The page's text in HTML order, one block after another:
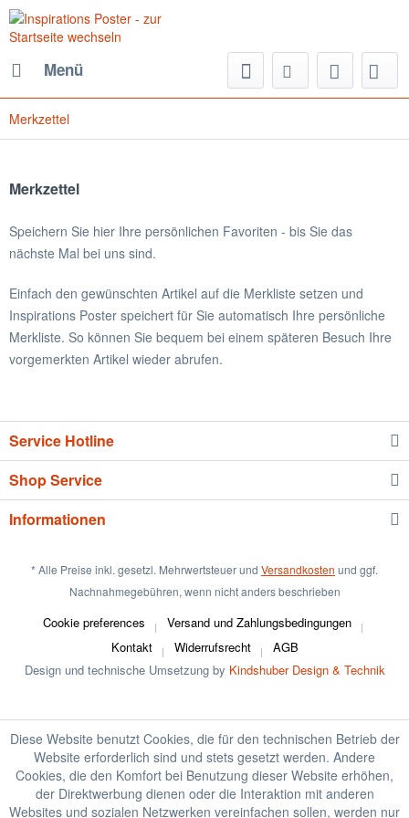
Menü
Merkzettel
Merkzettel
Speichern Sie hier Ihre persönlichen Favoriten - bis Sie das
nächste Mal bei uns sind.
Einfach den gewünschten Artikel auf die Merkliste setzen und
Inspirations Poster speichert für Sie automatisch Ihre persönliche
Merkliste. So können Sie bequem bei einem späteren Besuch Ihre
vorgemerkten Artikel wieder abrufen.
Service Hotline
Shop Service
Informationen
* Alle Preise inkl. gesetzl. Mehrwertsteuer und Versandkosten und ggf.
Nachnahmegebühren, wenn nicht anders beschrieben
Cookie preferences
Versand und Zahlungsbedingungen
Kontakt
Widerrufsrecht
AGB
Design und technische Umsetzung by Kindshuber Design & Technik
Diese Website benutzt Cookies, die für den technischen Betrieb der
Website erforderlich sind und stets gesetzt werden. Andere
Cookies, die den Komfort bei Benutzung dieser Website erhöhen,
der Direktwerbung dienen oder die Interaktion mit anderen
Websites und sozialen Netzwerken vereinfachen sollen, werden nur